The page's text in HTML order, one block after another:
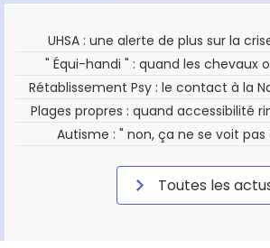
UHSA : une alerte de plus sur la
" Équi-handi " : quand les chevaux
Rétablissement Psy : le contact à la
Plages propres : quand accessibilité
Autisme : " non, ça ne se voit pas
Toutes les